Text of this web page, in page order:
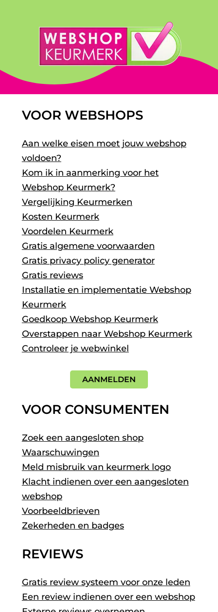
VOOR WEBSHOPS
Aan welke eisen moet jouw webshop
voldoen?
Kom ik in aanmerking voor het
Webshop Keurmerk?
Vergelijking Keurmerken
Kosten Keurmerk
Voordelen Keurmerk
Gratis algemene voorwaarden
Gratis privacy policy generator
Gratis reviews
Installatie en implementatie Webshop
Keurmerk
Goedkoop Webshop Keurmerk
Overstappen naar Webshop Keurmerk
Controleer je webwinkel
AANMELDEN
VOOR CONSUMENTEN
Zoek een aangesloten shop
Waarschuwingen
Meld misbruik van keurmerk logo
Klacht indienen over een aangesloten
webshop
Voorbeeldbrieven
Zekerheden en badges
REVIEWS
Gratis review systeem voor onze leden
Een review indienen over een webshop